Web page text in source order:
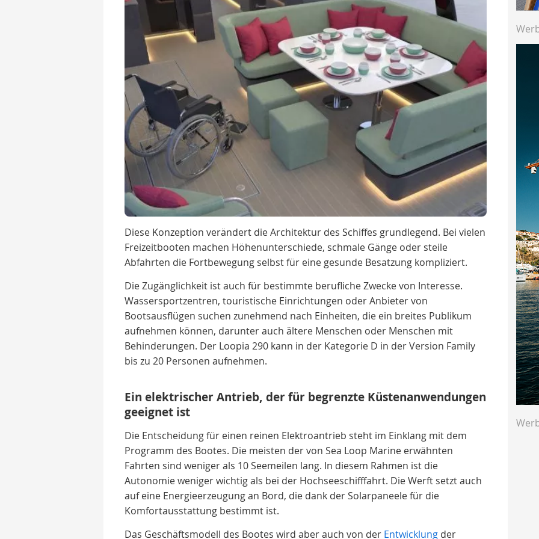
Diese Konzeption verändert die Architektur des Schiffes grundlegend. Bei vielen
Freizeitbooten machen Höhenunterschiede, schmale Gänge oder steile
Abfahrten die Fortbewegung selbst für eine gesunde Besatzung kompliziert.
Die Zugänglichkeit ist auch für bestimmte berufliche Zwecke von Interesse.
Wassersportzentren, touristische Einrichtungen oder Anbieter von
Bootsausflügen suchen zunehmend nach Einheiten, die ein breites Publikum
aufnehmen können, darunter auch ältere Menschen oder Menschen mit
Behinderungen. Der Loopia 290 kann in der Kategorie D in der Version Family
bis zu 20 Personen aufnehmen.
Ein elektrischer Antrieb, der für begrenzte Küstenanwendungen
geeignet ist
Die Entscheidung für einen reinen Elektroantrieb steht im Einklang mit dem
Programm des Bootes. Die meisten der von Sea Loop Marine erwähnten
Fahrten sind weniger als 10 Seemeilen lang. In diesem Rahmen ist die
Autonomie weniger wichtig als bei der Hochseeschifffahrt. Die Werft setzt auch
auf eine Energieerzeugung an Bord, die dank der Solarpaneele für die
Komfortausstattung bestimmt ist.
Das Geschäftsmodell des Bootes wird aber auch von der Entwicklung der